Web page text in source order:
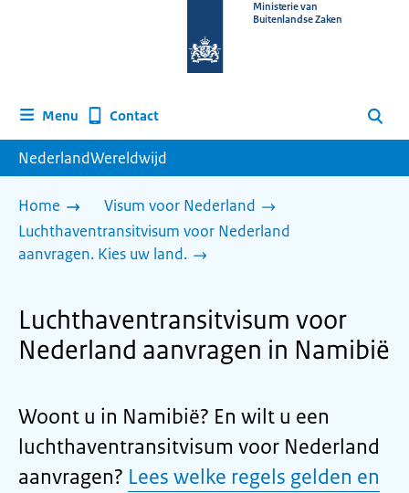
homepage
Ministerie van
Buitenlandse Zaken
Menu Contact Zoeken
NederlandWereldwijd
Home
Visum voor Nederland
Luchthaventransitvisum voor Nederland
aanvragen. Kies uw land.
Luchthaventransitvisum voor
Nederland aanvragen in Namibië
Woont u in Namibië? En wilt u een
luchthaventransitvisum voor Nederland
aanvragen? Lees welke regels gelden en